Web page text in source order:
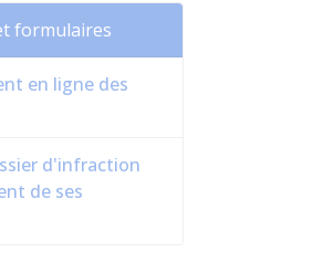
formulaires
en ligne des
d'infraction
de ses